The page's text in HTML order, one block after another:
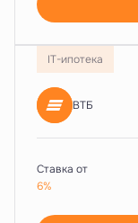
IT-ипотека
ВТБ
Ставка от
6%